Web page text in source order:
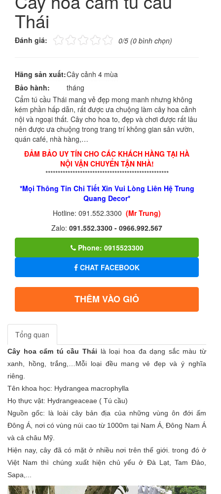
Thái
Đánh giá: 0/5 (0 bình chọn)
Hãng sản xuất:Cây cảnh 4 mùa
Bảo hành:
tháng
Cẩm tú cầu Thái mang vẻ đẹp mong manh nhưng không
kém phần hấp dẫn, rất được ưa chuộng làm cây hoa cảnh
nội và ngoại thất. Cây cho hoa to, đẹp và chơi được rất lâu
nên được ưa chuộng trong trang trí không gian sân vườn,
quán café, nhà hàng,…
ĐẢM BẢO UY TÍN CHO CÁC KHÁCH HÀNG TẠI HÀ
NỘI VẬN CHUYỂN TẬN NHÀ!
**************************************************
*Mọi Thông Tin Chi Tiết Xin Vui Lòng Liên Hệ Trung
Quang Decor*
Hotline: 091.552.3300 (Mr Trung)
Zalo: 091.552.3300 - 0966.992.567
Phone: 0915523300
CHAT FACEBOOK
THÊM VÀO GIỎ
Tổng quan
Cây hoa cẩm tú cầu Thái là loại hoa đa dạng sắc màu từ
xanh, hồng, trắng,…Mỗi loại đều mang vẻ đẹp và ý nghĩa
riêng.
Tên khoa học: Hydrangea macrophylla
Họ thực vật: Hydrangeaceae ( Tú cầu)
Nguồn gốc: là loài cây bản địa của những vùng ôn đới ấm
Đông Á, nơi có vùng núi cao từ 1000m tại Nam Á, Đông Nam Á
và cả châu Mỹ.
Hiện nay, cây đã có mặt ở nhiều nơi trên thế giới. trong đó ở
Việt Nam thì chúng xuất hiện chủ yếu ở Đà Lạt, Tam Đảo,
Sapa,...